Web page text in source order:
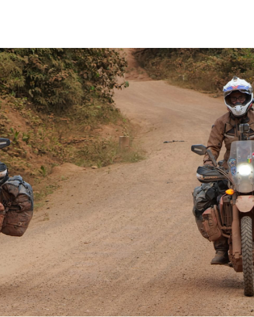
MOTO ASSURANCE PERSONNELLE SANTE / SECURITE
CONTACT